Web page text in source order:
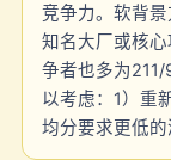
竞争力。软背
知名大厂或核
争者也多为
以考虑：1）重
均分要求更低的